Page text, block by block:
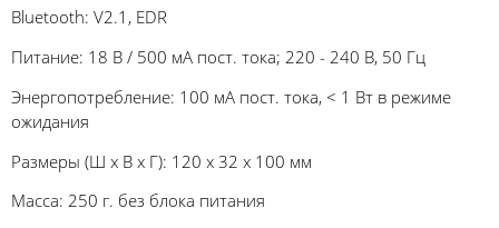
Bluetooth: V2.1, EDR
Питание: 18 В / 500 мА пост. тока; 220 - 240 В, 50 Гц
Энергопотребление: 100 мA пост. тока, < 1 Вт в режиме
ожидания
Размеры (Ш х В х Г): 120 x 32 x 100 мм
Масса: 250 г. без блока питания